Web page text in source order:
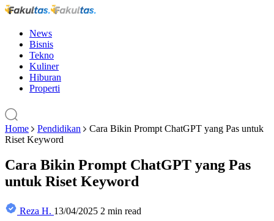
News
Bisnis
Tekno
Kuliner
Hiburan
Properti
Home Pendidikan
Cara Bikin Prompt ChatGPT yang Pas untuk
Riset Keyword
Cara Bikin Prompt ChatGPT yang Pas
untuk Riset Keyword
Reza H. 13/04/2025 2 min read